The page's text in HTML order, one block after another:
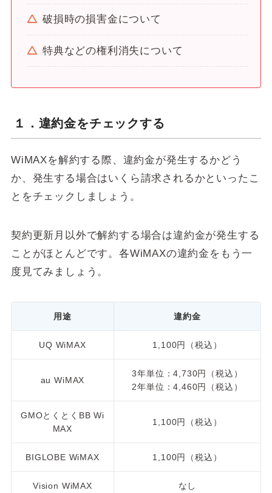
破損時の損害金について
特典などの権利消失について
１．違約金をチェックする
WiMAXを解約する際、違約金が発生するかどう
か、発生する場合はいくら請求されるかといったこ
とをチェックしましょう。
契約更新月以外で解約する場合は違約金が発生する
ことがほとんどです。各WiMAXの違約金をもう一
度見てみましょう。
用途 違約金
UQ WiMAX 1,100円（税込）
au WiMAX
3年単位：4,730円（税込）
2年単位：4,460円（税込）
GMOとくとくBB Wi
MAX
1,100円（税込）
BIGLOBE WiMAX 1,100円（税込）
Vision WiMAX なし